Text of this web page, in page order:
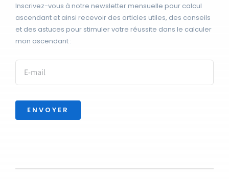
Inscrivez-vous à notre newsletter mensuelle pour calcul
ascendant et ainsi recevoir des articles utiles, des conseils
et des astuces pour stimuler votre réussite dans le calculer
mon ascendant :
ENVOYER